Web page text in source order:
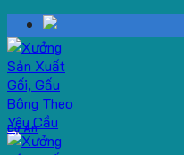
Skip
to
content
Dự Án